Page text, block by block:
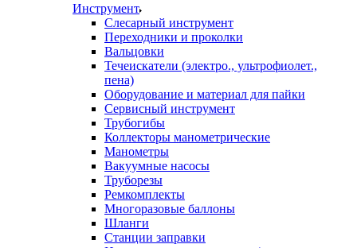
Инструмент
Слесарный инструмент
Переходники и проколки
Вальцовки
Течеискатели (электро., ультрофиолет.,
пена)
Оборудование и материал для пайки
Сервисный инструмент
Трубогибы
Коллекторы манометрические
Манометры
Вакуумные насосы
Труборезы
Ремкомплекты
Многоразовые баллоны
Шланги
Станции заправки